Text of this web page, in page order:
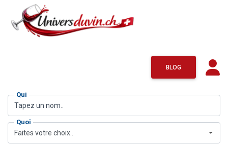
BLOG
Qui
Quoi
Faites votre choix..